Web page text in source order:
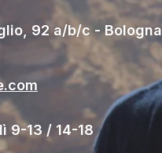
92 a/b/c - Bologna
9-13 / 14-18